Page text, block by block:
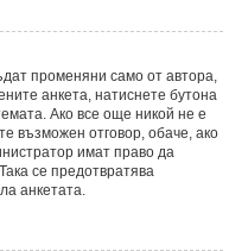
променяни само от автора,
анкета, натиснете бутона
Ако все още никой не е
възможен отговор, обаче, ако
имат право да
се предотвратява
анкетата.